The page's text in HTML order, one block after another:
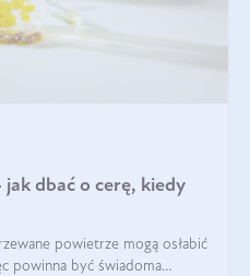
jak dbać o cerę, kiedy
powietrze mogą osłabić
powinna być świadoma